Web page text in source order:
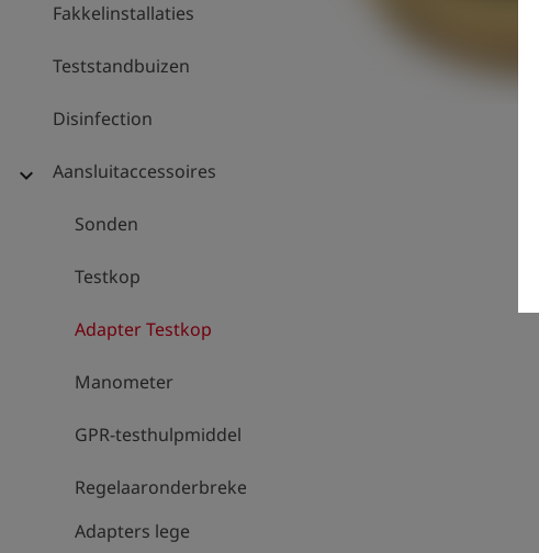
Fakkelinstallaties
Teststandbuizen
Disinfection
expand_more Aansluitaccessoires
Sonden
Testkop
Adapter Testkop
Manometer
GPR-testhulpmiddel
Regelaaronderbrekers
Adapters lege